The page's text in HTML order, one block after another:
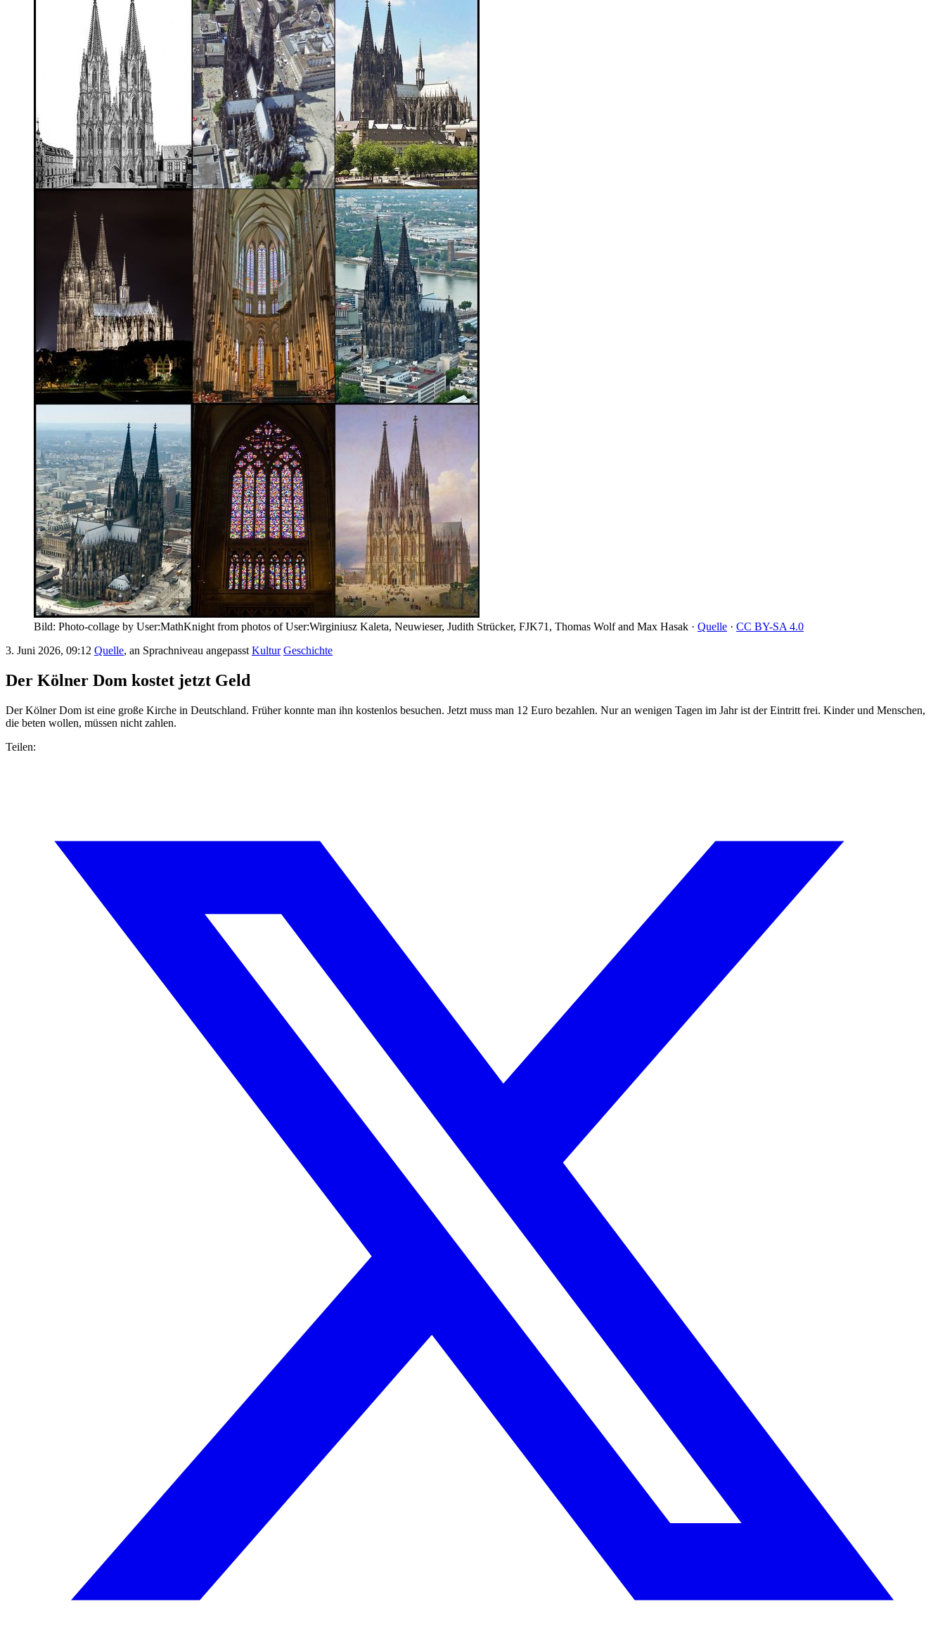
Bild: Photo-collage by User:MathKnight from photos of User:Wirginiusz Kaleta, Neuwieser, Judith Strücker, FJK71, Thomas Wolf and Max Hasak · Quelle · CC BY-SA 4.0
3. Juni 2026, 09:12 Quelle, an Sprachniveau angepasst Kultur Geschichte
Der Kölner Dom kostet jetzt Geld
Der Kölner Dom ist eine große Kirche in Deutschland. Früher konnte man ihn kostenlos besuchen. Jetzt muss man 12 Euro bezahlen. Nur an wenigen Tagen im Jahr ist der Eintritt frei. Kinder und Menschen,
die beten wollen, müssen nicht zahlen.
Teilen: